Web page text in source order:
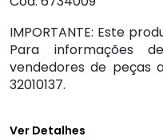
IMPORTANTE: Este
Para informações
vendedores de peças
32010137.
Ver Detalhes